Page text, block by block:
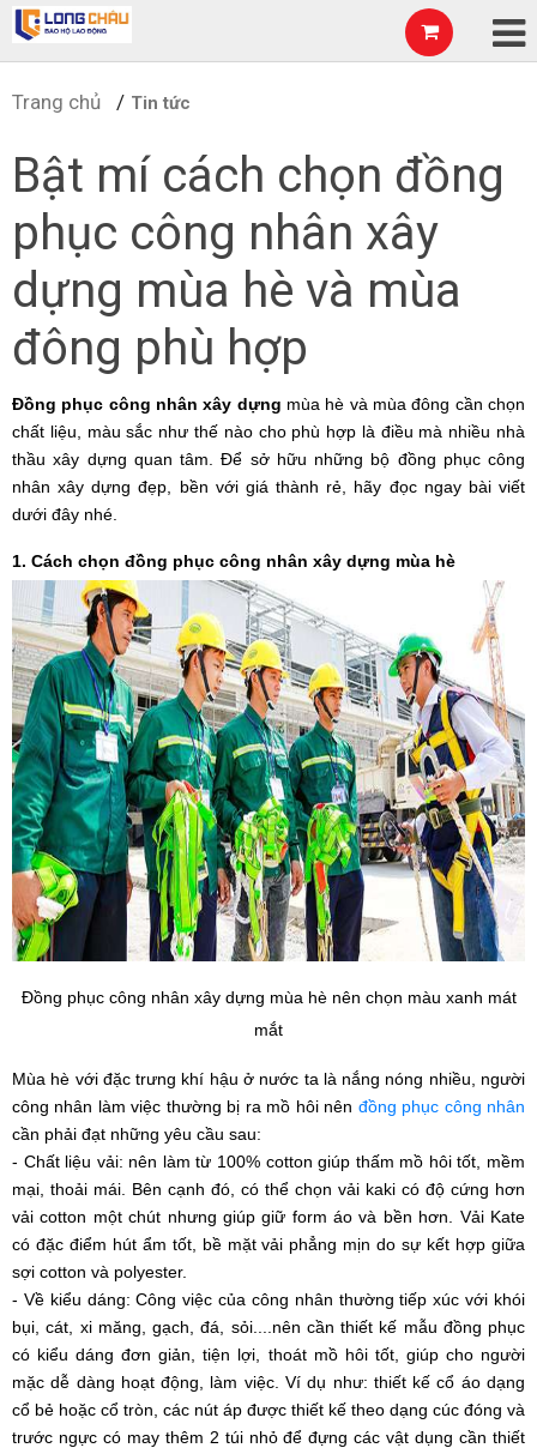
Trang chủ Tin tức
Bật mí cách chọn đồng
phục công nhân xây
dựng mùa hè và mùa
đông phù hợp
Đồng phục công nhân xây dựng mùa hè và mùa đông cần chọn
chất liệu, màu sắc như thế nào cho phù hợp là điều mà nhiều nhà
thầu xây dựng quan tâm. Để sở hữu những bộ đồng phục công
nhân xây dựng đẹp, bền với giá thành rẻ, hãy đọc ngay bài viết
dưới đây nhé.
1. Cách chọn đồng phục công nhân xây dựng mùa hè
Đồng phục công nhân xây dựng mùa hè nên chọn màu xanh mát
mắt
Mùa hè với đặc trưng khí hậu ở nước ta là nắng nóng nhiều, người
công nhân làm việc thường bị ra mồ hôi nên đồng phục công nhân
cần phải đạt những yêu cầu sau:
- Chất liệu vải: nên làm từ 100% cotton giúp thấm mồ hôi tốt, mềm
mại, thoải mái. Bên cạnh đó, có thể chọn vải kaki có độ cứng hơn
vải cotton một chút nhưng giúp giữ form áo và bền hơn. Vải Kate
có đặc điểm hút ẩm tốt, bề mặt vải phẳng mịn do sự kết hợp giữa
sợi cotton và polyester.
- Về kiểu dáng: Công việc của công nhân thường tiếp xúc với khói
bụi, cát, xi măng, gạch, đá, sỏi....nên cần thiết kế mẫu đồng phục
có kiểu dáng đơn giản, tiện lợi, thoát mồ hôi tốt, giúp cho người
mặc dễ dàng hoạt động, làm việc. Ví dụ như: thiết kế cổ áo dạng
cổ bẻ hoặc cổ tròn, các nút áp được thiết kế theo dạng cúc đóng và
trước ngực có may thêm 2 túi nhỏ để đựng các vật dụng cần thiết